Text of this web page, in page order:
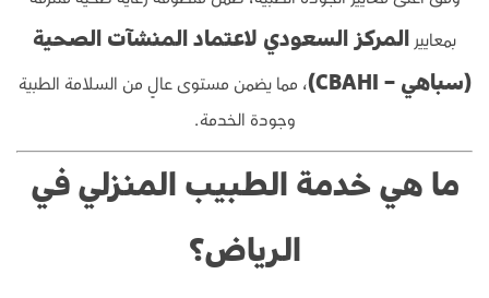
بمعايير المركز السعودي لاعتماد المنشآت الصحية
(سباهي – CBAHI)
، مما يضمن مستوى عالٍ من السلامة الطبية
وجودة الخدمة.
ما هي خدمة الطبيب المنزلي في
الرياض؟